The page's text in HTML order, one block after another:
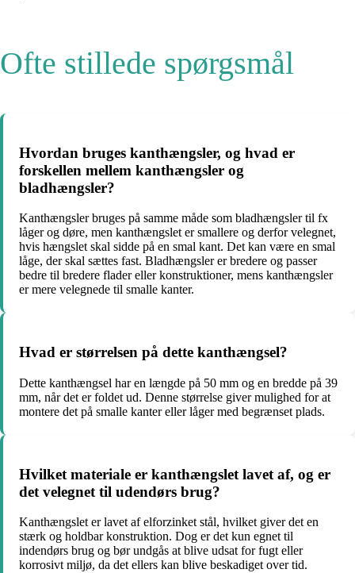
Ofte stillede spørgsmål
Hvordan bruges kanthængsler, og hvad er
forskellen mellem kanthængsler og
bladhængsler?
Kanthængsler bruges på samme måde som bladhængsler til fx
låger og døre, men kanthængslet er smallere og derfor velegnet,
hvis hængslet skal sidde på en smal kant. Det kan være en smal
låge, der skal sættes fast. Bladhængsler er bredere og passer
bedre til bredere flader eller konstruktioner, mens kanthængsler
er mere velegnede til smalle kanter.
Hvad er størrelsen på dette kanthængsel?
Dette kanthængsel har en længde på 50 mm og en bredde på 39
mm, når det er foldet ud. Denne størrelse giver mulighed for at
montere det på smalle kanter eller låger med begrænset plads.
Hvilket materiale er kanthængslet lavet af, og er
det velegnet til udendørs brug?
Kanthængslet er lavet af elforzinket stål, hvilket giver det en
stærk og holdbar konstruktion. Dog er det kun egnet til
indendørs brug og bør undgås at blive udsat for fugt eller
korrosivt miljø, da det ellers kan blive beskadiget over tid.